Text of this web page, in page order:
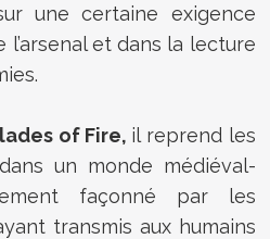
une certaine exigence
et dans la lecture
of Fire, il reprend les
un monde médiéval-
façonné par les
transmis aux humains